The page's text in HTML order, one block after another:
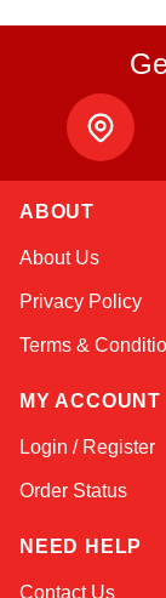
ABOUT
About Us
Privacy Policy
Terms &
MY ACCOUNT
Login / Register
Order Status
NEED HELP
Contact Us